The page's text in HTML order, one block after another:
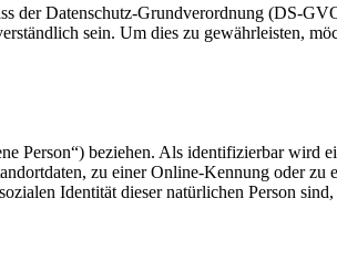
der Datenschutz-Grundverordnung (DS-
sein. Um dies zu gewährleisten,
Person“) beziehen. Als identifizierbar wird
zu einer Online-Kennung oder zu
Identität dieser natürlichen Person